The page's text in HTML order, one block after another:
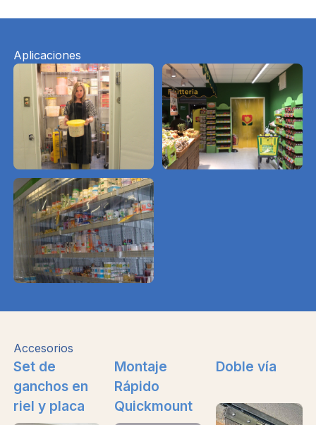
Aplicaciones
Accesorios
Set de
ganchos en
riel y placa
Montaje
Rápido
Quickmount
Doble vía